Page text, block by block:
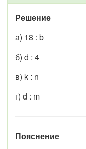
Решение
а) 18 : b
б) d : 4
в) k : n
г) d : m
Пояснение